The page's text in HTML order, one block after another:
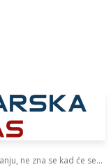
ne zna se kad će se...